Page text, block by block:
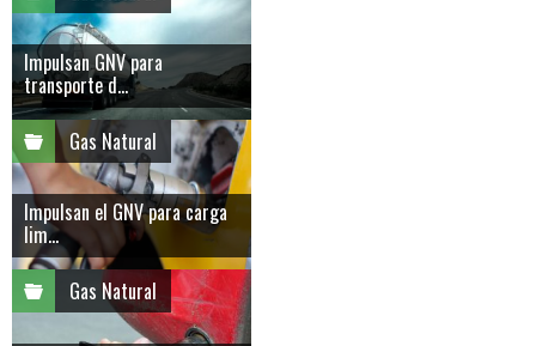
Impulsan GNV para
transporte d...
Gas Natural
Impulsan el GNV para carga
lim...
Gas Natural